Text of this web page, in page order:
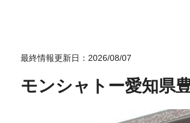
最終情報更新日：2026/08/07
モンシャトー愛知県